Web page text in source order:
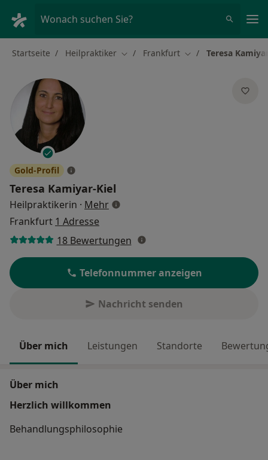
Wonach suchen Sie?
Startseite Heilpraktiker Stadt ändern
Frankfurt Stadt ändern
Teresa
Gold-Profil
Teresa Kamiyar-Kiel
Heilpraktikerin · Mehrüber Spezialisierungen
Frankfurt 1 Adresse
18 Bewertungen
Telefonnummer anzeigen
Nachricht senden
Über mich Leistungen Standorte
Über mich
Herzlich willkommen
Behandlungsphilosophie